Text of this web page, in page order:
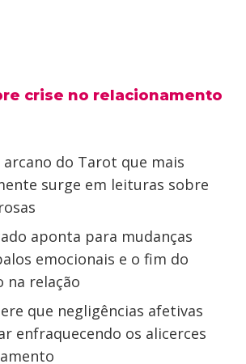
crise no relacionamento
do Tarot que mais
surge em leituras sobre
aponta para mudanças
emocionais e o fim do
na relação
que negligências afetivas
enfraquecendo os alicerces